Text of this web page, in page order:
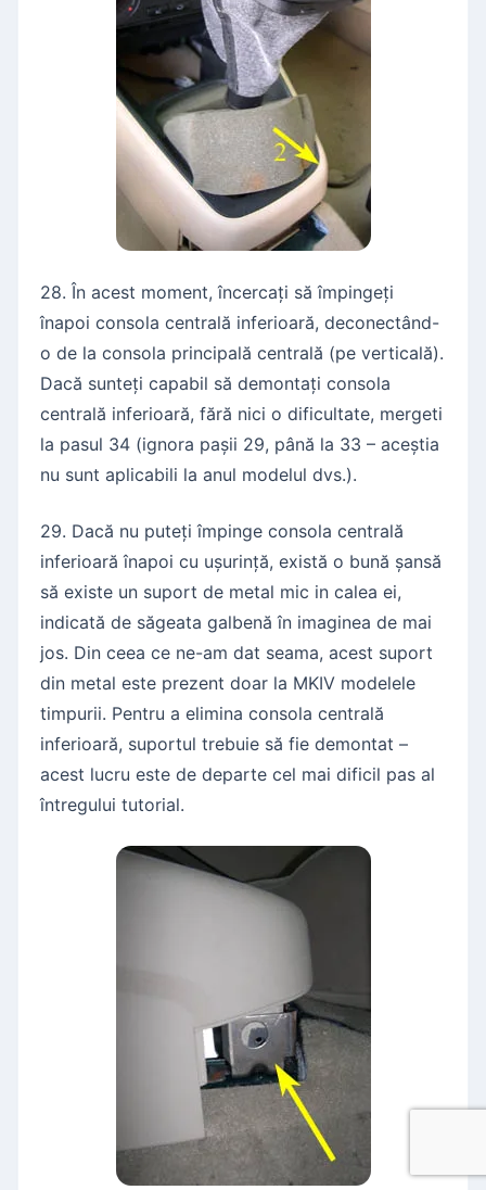
28. În acest moment, încercați să împingeți
înapoi consola centrală inferioară, deconectând-
o de la consola principală centrală (pe verticală).
Dacă sunteți capabil să demontați consola
centrală inferioară, fără nici o dificultate, mergeti
la pasul 34 (ignora pașii 29, până la 33 – aceștia
nu sunt aplicabili la anul modelul dvs.).
29. Dacă nu puteți împinge consola centrală
inferioară înapoi cu ușurință, există o bună șansă
să existe un suport de metal mic in calea ei,
indicată de săgeata galbenă în imaginea de mai
jos. Din ceea ce ne-am dat seama, acest suport
din metal este prezent doar la MKIV modelele
timpurii. Pentru a elimina consola centrală
inferioară, suportul trebuie să fie demontat –
acest lucru este de departe cel mai dificil pas al
întregului tutorial.